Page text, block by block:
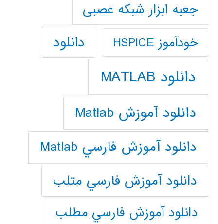
جعبه ابزار شبکه عصبی
خودآموز HSPICE دانلود
دانلود MATLAB
دانلود آموزش Matlab
دانلود آموزش فارسي Matlab
دانلود آموزش فارسي متلب
دانلود آموزش فارسي مطلب